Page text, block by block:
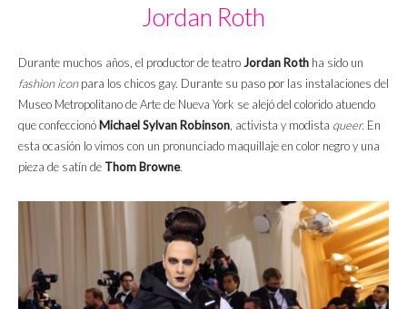
Jordan Roth
Durante muchos años, el productor de teatro Jordan Roth ha sido un
fashion iconpara los chicos gay. Durante su paso por las instalaciones del
Museo Metropolitano de Arte de Nueva York se alejó del colorido atuendo
que confeccionóMichael Sylvan Robinson , activista y modista queer. En
esta ocasión lo vimos con un pronunciado maquillaje en color negro y una
pieza de satín de Thom Browne.